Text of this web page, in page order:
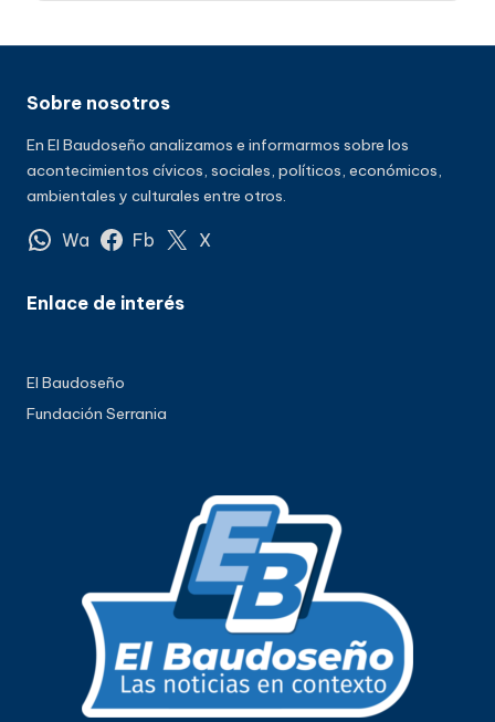
Sobre nosotros
En El Baudoseño analizamos e informarmos sobre los
acontecimientos cívicos, sociales, políticos, económicos,
ambientales y culturales entre otros.
Wa Fb X
Enlace de interés
El Baudoseño
Fundación Serrania